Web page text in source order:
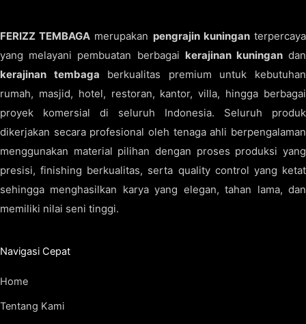
FERIZZ TEMBAGA merupakan pengrajin kuninganterpercaya
yang melayani pembuatan berbagai kerajinan kuningandan
kerajinan tembaga berkualitas premium untuk kebutuhan
rumah, masjid, hotel, restoran, kantor, villa, hingga berbagai
proyek komersial di seluruh Indonesia. Seluruh produk
dikerjakan secara profesional oleh tenaga ahli berpengalaman
menggunakan material pilihan dengan proses produksi yang
presisi, finishing berkualitas, serta quality control yang ketat
sehingga menghasilkan karya yang elegan, tahan lama, dan
memiliki nilai seni tinggi.
Navigasi Cepat
Home
Tentang Kami